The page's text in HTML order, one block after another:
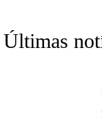
Últimas